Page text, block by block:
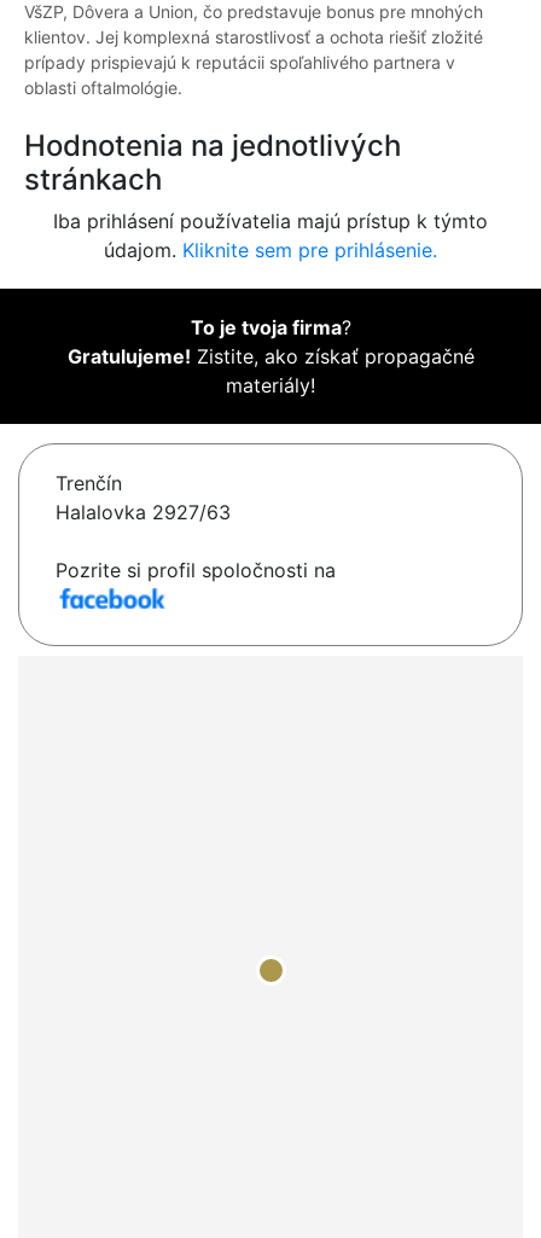
VšZP, Dôvera a Union, čo predstavuje bonus pre mnohých
klientov. Jej komplexná starostlivosť a ochota riešiť zložité
prípady prispievajú k reputácii spoľahlivého partnera v
oblasti oftalmológie.
Hodnotenia na jednotlivých
stránkach
Iba prihlásení používatelia majú prístup k týmto
údajom. Kliknite sem pre prihlásenie.
To je tvoja firma?
Gratulujeme! Zistite, ako získať propagačné
materiály!
Trenčín
Halalovka 2927/63
Pozrite si profil spoločnosti na